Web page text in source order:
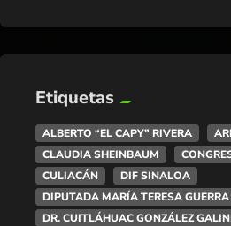
Etiquetas
ALBERTO “EL CAPY” RIVERA
CLAUDIA SHEINBAUM
CULIACÁN
DIF SINALOA
DIPUTADA MARÍA TERESA
DR. CUITLÁHUAC GONZÁLEZ